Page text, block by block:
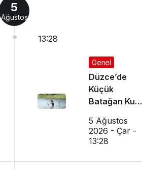
5
Ağustos
13:28
Genel
Düzce’de
Küçük
Batağan Kuşu
5 Ağustos
2026 - Çar -
13:28